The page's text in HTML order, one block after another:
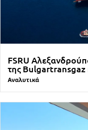
FSRU
της
Αναλυτικά